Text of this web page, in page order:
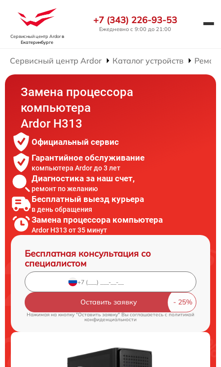
Сервисный центр Ardorв
Екатеринбурге
+7 (343) 226-93-53
Ежедневно с 9:00 до 21:00
Сервисный центр Ardor Каталог устройств
Замена процессора
компьютера
Ardor H313
Официальный сервис
Гарантийное обслуживание
компьютера Ardor до 3 лет
Диагностика за наш счет,
ремонт по желанию
Бесплатный выезд курьера
в день обращения
Замена процессора компьютера
Ardor H313 от 35 минут
Бесплатная консультация со
специалистом
Оставить заявку
Нажимая на кнопку "Оставить заявку" Вы соглашаетесь cполитикой
конфиденциальности